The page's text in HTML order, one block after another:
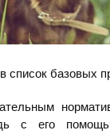
список базовых
с его